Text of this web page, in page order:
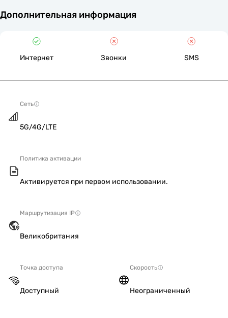
Дополнительная информация
Интернет Звонки SMS
Сеть
5G/4G/LTE
Политика активации
Активируется при первом использовании.
Маршрутизация IP
Великобритания
Точка доступа
Доступный
Скорость
Неограниченный